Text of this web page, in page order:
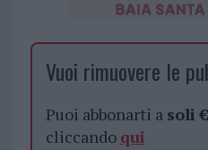
Vuoi rimuovere le
Puoi abbonarti a soli
cliccando qui